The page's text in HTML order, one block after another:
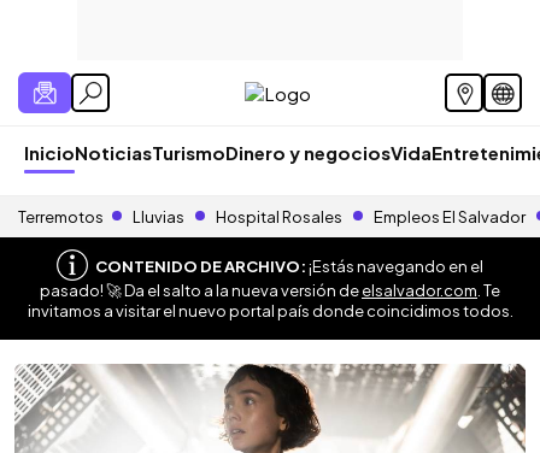
InicioNoticiasTurismoDinero y negociosVida
Terremotos Lluvias Hospital Rosales Empleos El Salvador
CONTENIDO DE ARCHIVO:¡Estás navegando en el
pasado! 🚀 Da el salto a la nueva versión deelsalvador.com . Te
invitamos a visitar el nuevo portal país donde coincidimos todos.